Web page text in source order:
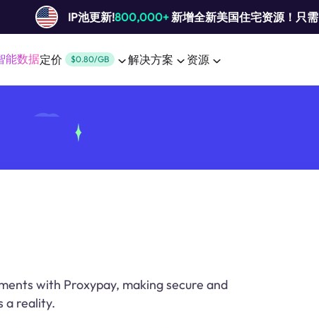
IP池更新!800,000+新增全新美国住宅资源！只需
能数据定价 $0.80/GB 解决方案 资源
with Proxypay, making secure and
a reality.